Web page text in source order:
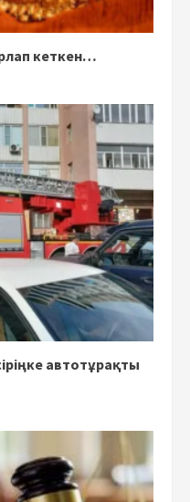
кеткен…
автотұрақты